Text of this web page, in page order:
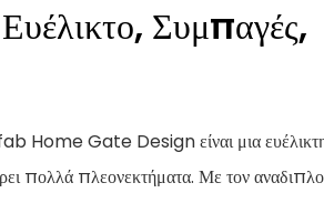
Συμπαγές,
Gate Design είναι μια
πολλά πλεονεκτήματα. Με τον